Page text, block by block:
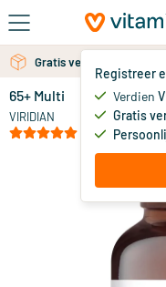
Ga naar de hoofdinhoud
Registreer
Verdien
Gratis
Gratis verzending vanaf
Gratis persoonlijk
65+ Multi
VIRIDIAN